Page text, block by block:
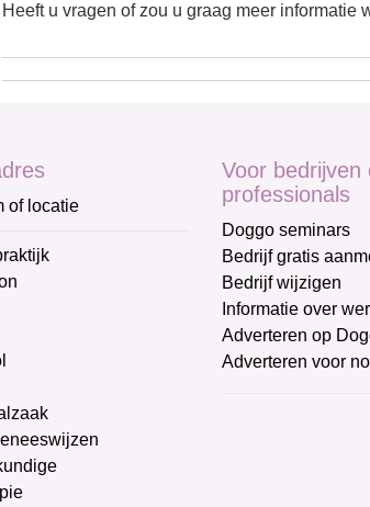
Heeft u vragen of zou u graag meer
of locatie
Voor bedrijven
professionals
Doggo seminars
Bedrijf gratis
Bedrijf wijzigen
Informatie over
Adverteren op
Adverteren voor